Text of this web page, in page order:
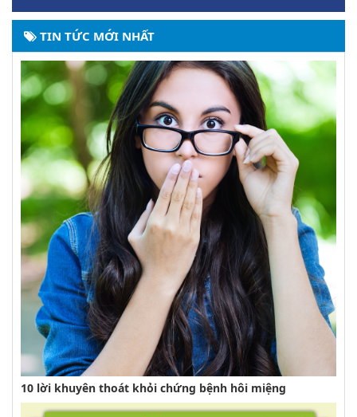
TIN TỨC MỚI NHẤT
10 lời khuyên thoát khỏi chứng bệnh hôi miệng